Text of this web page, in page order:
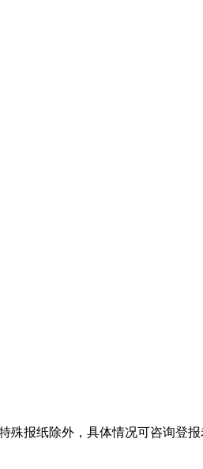
殊报纸除外，具体情况可咨询登